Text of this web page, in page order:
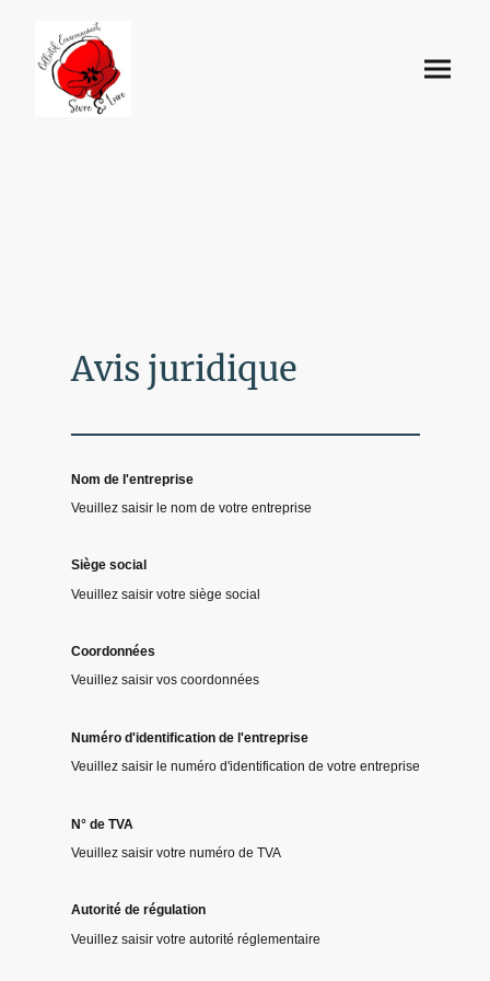
Avis juridique
Nom de l'entreprise
Veuillez saisir le nom de votre entreprise
Siège social
Veuillez saisir votre siège social
Coordonnées
Veuillez saisir vos coordonnées
Numéro d'identification de l'entreprise
Veuillez saisir le numéro d'identification de votre entreprise
N° de TVA
Veuillez saisir votre numéro de TVA
Autorité de régulation
Veuillez saisir votre autorité réglementaire